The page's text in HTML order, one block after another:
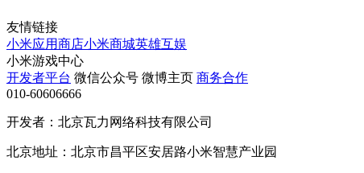
友情链接
小米应用商店小米商城英雄互娱
小米游戏中心
开发者平台 微信公众号 微博主页 商务合作
010-60606666
开发者：北京瓦力网络科技有限公司
北京地址：北京市昌平区安居路小米智慧产业园